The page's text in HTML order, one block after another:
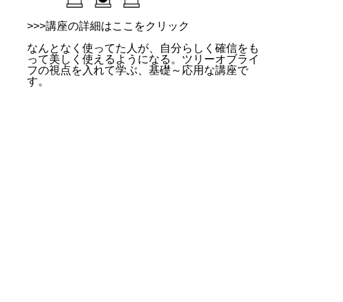
>>>講座の詳細はここをクリック
なんとなく使ってた人が、自分らしく確信をも
って美しく使えるようになる。ツリーオブライ
フの視点を入れて学ぶ、基礎～応用な講座で
す。